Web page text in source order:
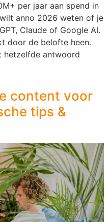
per jaar aan spend in
anno 2026 weten of je
Claude of Google AI.
door de belofte heen.
hetzelfde antwoord
content voor
tips &